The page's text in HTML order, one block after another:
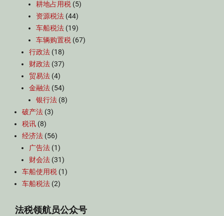
耕地占用税 (5)
资源税法 (44)
车船税法 (19)
车辆购置税 (67)
行政法 (18)
财政法 (37)
贸易法 (4)
金融法 (54)
银行法 (8)
破产法 (3)
税讯 (8)
经济法 (56)
广告法 (1)
财会法 (31)
车船使用税 (1)
车船税法 (2)
法税领航员公众号